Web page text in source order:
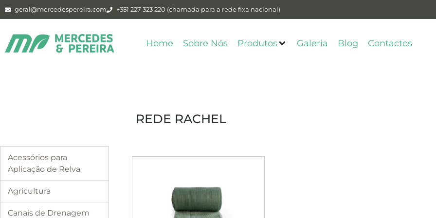
geral@mercedespereira.com +351 227 323 220 (chamada para a rede fixa nacional)
Home Sobre Nós Produtos Galeria Blog Contactos
Acessórios para
Aplicação de Relva
Agricultura
Canais de Drenagem
REDE RACHEL